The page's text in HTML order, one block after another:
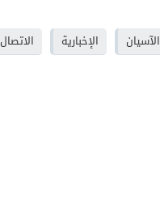
الآسيان الإخبارية الاتصال